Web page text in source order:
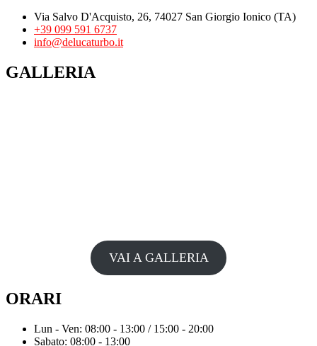
Via Salvo D'Acquisto, 26, 74027 San Giorgio Ionico (TA)
+39 099 591 6737
info@delucaturbo.it
GALLERIA
VAI A GALLERIA
ORARI
Lun - Ven: 08:00 - 13:00 / 15:00 - 20:00
Sabato: 08:00 - 13:00